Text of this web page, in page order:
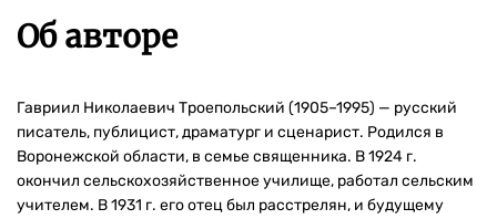
Об авторе
Гавриил Николаевич Троепольский (1905–1995) — русский
писатель, публицист, драматург и сценарист. Родился в
Воронежской области, в семье священника. В 1924 г.
окончил сельскохозяйственное училище, работал сельским
учителем. В 1931 г. его отец был расстрелян, и будущему